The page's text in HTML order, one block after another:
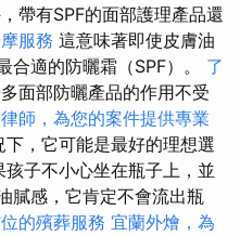
帶有SPF的面部護理產品還
服務 這意味著即使皮膚油
合適的防曬霜（SPF）。 了
面部防曬產品的作用不受
師，為您的案件提供專業
下，它可能是最好的理想選
孩子不小心坐在瓶子上，並
膩感，它肯定不會流出瓶
的殯葬服務 宜蘭外燴，為